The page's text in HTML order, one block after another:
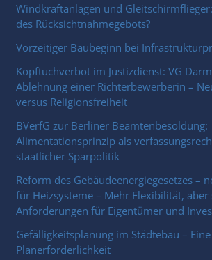
Windkraftanlagen und
des Rücksichtnahmegebots?
Vorzeitiger Baubeginn bei
Kopftuchverbot im Justizdienst: VG
Ablehnung einer Richterbewerberin –
versus Religionsfreiheit
BVerfG zur Berliner Beamtenbesoldung:
Alimentationsprinzip als
staatlicher Sparpolitik
Reform des Gebäudeenergiegesetzes –
für Heizsysteme – Mehr Flexibilität, aber
Anforderungen für Eigentümer und
Gefälligkeitsplanung im Städtebau –
Planerforderlichkeit